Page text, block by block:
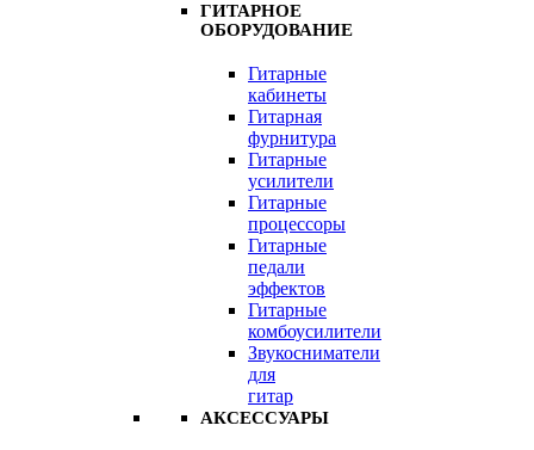
ГИТАРНОЕ
ОБОРУДОВАНИЕ
Гитарные
кабинеты
Гитарная
фурнитура
Гитарные
усилители
Гитарные
процессоры
Гитарные
педали
эффектов
Гитарные
комбоусилители
Звукосниматели
для
гитар
АКСЕССУАРЫ